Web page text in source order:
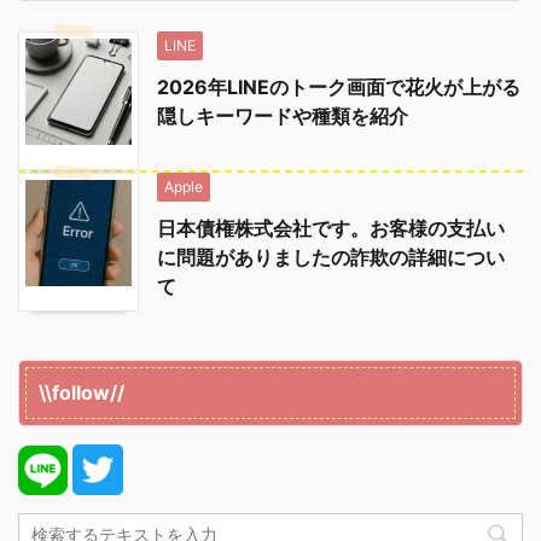
LINE
2026年LINEのトーク画面で花火が上がる
隠しキーワードや種類を紹介
Apple
日本債権株式会社です。お客様の支払い
に問題がありましたの詐欺の詳細につい
て
\\follow//